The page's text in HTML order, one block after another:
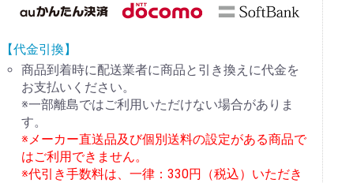
【代金引換】
商品到着時に配送業者に商品と引き換えに代金を
お支払いください。
※一部離島ではご利用いただけない場合がありま
す。
※メーカー直送品及び個別送料の設定がある商品で
はご利用できません。
※代引き手数料は、一律：330円（税込）いただき